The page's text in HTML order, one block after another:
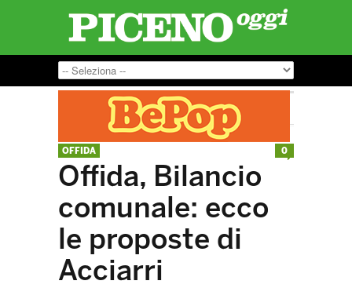
OFFIDA
Offida, Bilancio
comunale: ecco
le proposte di
Acciarri
0